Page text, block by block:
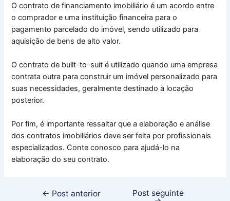
O contrato de financiamento imobiliário é um acordo entre
o comprador e uma instituição financeira para o
pagamento parcelado do imóvel, sendo utilizado para
aquisição de bens de alto valor.
O contrato de built-to-suit é utilizado quando uma empresa
contrata outra para construir um imóvel personalizado para
suas necessidades, geralmente destinado à locação
posterior.
Por fim, é importante ressaltar que a elaboração e análise
dos contratos imobiliários deve ser feita por profissionais
especializados. Conte conosco para ajudá-lo na
elaboração do seu contrato.
← Post anterior Post seguinte